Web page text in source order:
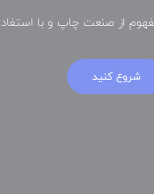
از صنعت چاپ و با
شروع کنید